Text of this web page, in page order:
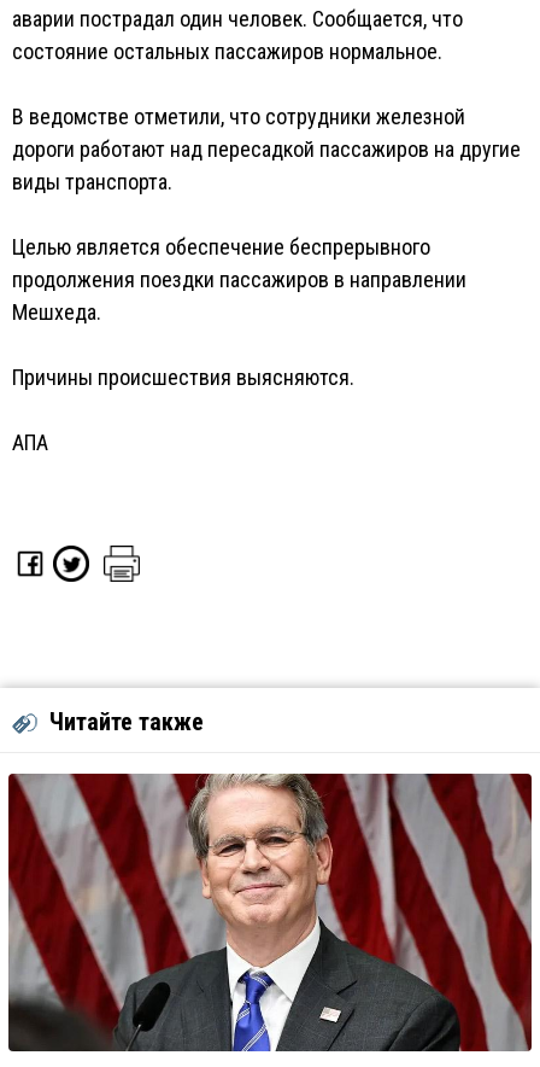
аварии пострадал один человек. Сообщается, что
состояние остальных пассажиров нормальное.
В ведомстве отметили, что сотрудники железной
дороги работают над пересадкой пассажиров на другие
виды транспорта.
Целью является обеспечение беспрерывного
продолжения поездки пассажиров в направлении
Мешхеда.
Причины происшествия выясняются.
АПА
Читайте также